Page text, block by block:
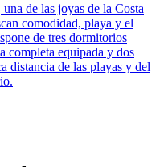
de las joyas de la Costa
comodidad, playa y el
de tres dormitorios
completa equipada y dos
distancia de las playas y del